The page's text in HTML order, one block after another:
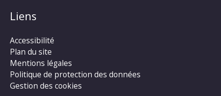
Liens
Accessibilité
Plan du site
Mentions légales
Politique de protection des données
Gestion des cookies